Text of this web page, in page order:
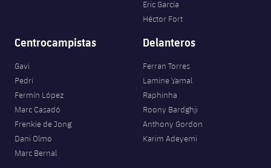
Eric García
Héctor Fort
Centrocampistas
Gavi
Pedri
Fermín López
Marc Casadó
Frenkie de Jong
Dani Olmo
Marc Bernal
Delanteros
Ferran Torres
Lamine Yamal
Raphinha
Roony Bardghji
Anthony Gordon
Karim Adeyemi